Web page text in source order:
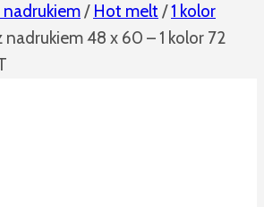
nadrukiem/ Hot melt /1 kolor
nadrukiem 48 x 60 – 1 kolor 72